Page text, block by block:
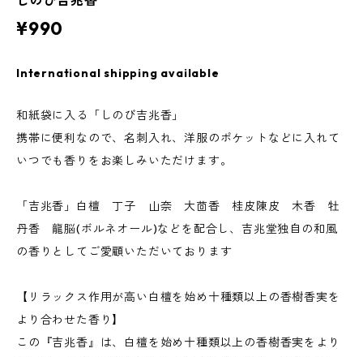
¥990
International shipping available
和紙袋に入る「しのび吉兆香」
携帯に便利なので、名刺入れ、洋服のポケットなどに入れて
いつでも香りをお楽しみいただけます。
「吉兆香」白檀 丁子 山奈 大茴香 桂皮陳皮 木香 牡
丹香 龍脳(ボルネオール)などを配合し、吉兆堂独自の和風
の香りとしてご愛顧いただいております
【リラックス作用が高い白檀を始め十種類以上の香樹香実を
より合わせた香り】
この『吉兆香』は、白檀を始め十種類以上の香樹香実をより